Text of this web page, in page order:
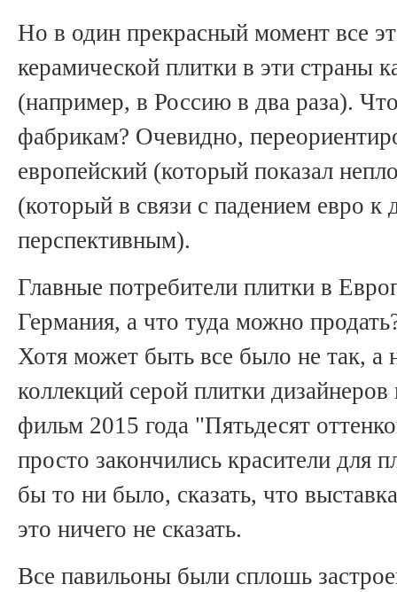
Но в один прекрасный момент все
керамической плитки в эти страны
(например, в Россию в два раза). Что
фабрикам? Очевидно,
европейский (который показал
(который в связи с падением евро к
перспективным).
Главные потребители плитки в
Германия, а что туда можно
Хотя может быть все было не так, а
коллекций серой плитки
фильм 2015 года "Пятьдесят
просто закончились красители для
бы то ни было, сказать, что
это ничего не сказать.
Все павильоны были сплошь